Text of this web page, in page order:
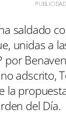
saldado
unidas a
por
adscrito,
la
del Día.